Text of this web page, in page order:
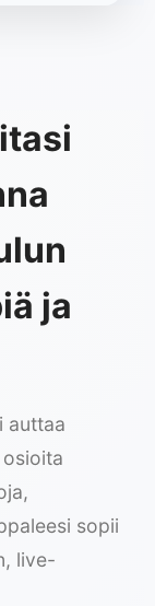
ja
auttaa
sopii
live-